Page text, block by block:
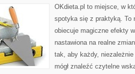
OKdieta.pl to miejsce, w
spotyka się z praktyką. To
obiecuje magiczne efekty
nastawiona na realne
tak, aby każdy,
mógł znaleźć czytelne